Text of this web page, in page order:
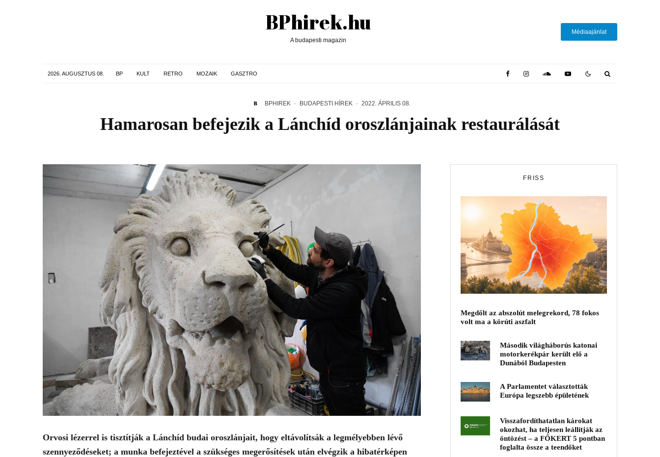
BPhirek.hu
A budapesti magazin
Médiaajánlat
2026. AUGUSZTUS 08. BP KULT RETRO MOZAIK GASZTRO
BPHIREK · BUDAPESTI HÍREK · 2022. ÁPRILIS 08.
Hamarosan befejezik a Lánchíd oroszlánjainak restaurálását
Orvosi lézerrel is tisztítják a Lánchíd budai oroszlánjait, hogy eltávolítsák a legmélyebben lévő
szennyeződéseket; a munka befejeztével a szükséges megerősítések után elvégzik a hibatérképen
FRISS
Megdőlt az abszolút melegrekord, 78 fokos
volt ma a körúti aszfalt
Második világháborús katonai
motorkerékpár került elő a
Dunából Budapesten
A Parlamentet választották
Európa legszebb épületének
Visszafordíthatatlan károkat
okozhat, ha teljesen leállítják az
öntözést – a FŐKERT 5 pontban
foglalta össze a teendőket